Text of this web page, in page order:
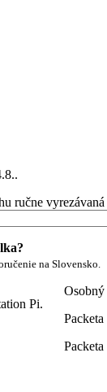
ručne
na Slovensko.
Pi.
Osobný
Packeta
Packeta